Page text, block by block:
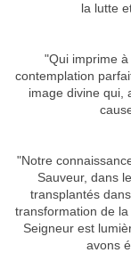
la lutte
"Qui imprime
contemplation
image divine qui,
"Notre
Sauveur, dans
transplantés
transformation de
Seigneur est
avons